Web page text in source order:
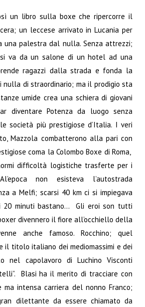
un libro sulla boxe che ripercorre il
un leccese arrivato in Lucania per
una palestra dal nulla. Senza attrezzi;
va da un salone di un hotel ad una
ragazzi dalla strada e fonda la
nulla di straordinario; ma il prodigio sta
umide crea una schiera di giovani
diventare Potenza da luogo senza
società più prestigiose d’Italia. I veri
Mazzola combatterono alla pari con
coma la Colombo Boxe di Roma,
difficoltà logistiche trasferte per i
non esisteva l’autostrada
a Melfi; scarsi 40 km ci si impiegava
20 minuti bastano… Gli eroi son tutti
divennero il fiore all’occhiello della
anche famoso. Rocchino; quel
il titolo italiano dei mediomassimi e dei
nel capolavoro di Luchino Visconti
Blasi ha il merito di tracciare con
intensa carriera del nonno Franco;
dilettante da essere chiamato da